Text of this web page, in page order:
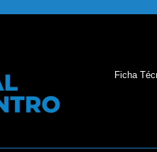
Ficha